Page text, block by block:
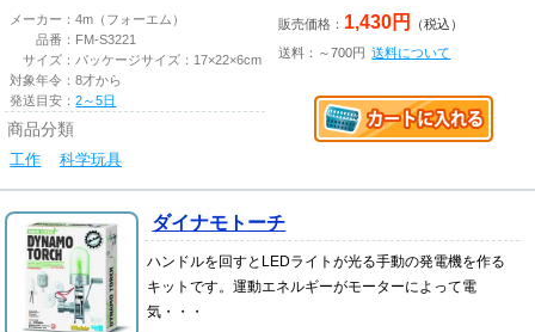
メーカー：4m（フォーエム）
品番： FM-S3221
サイズ： パッケージサイズ：17×22×6cm
対象年令：8才から
発送目安：2～5日
商品分類
工作 科学玩具
販売価格： 1,430円
（税込）
送料：～700円 送料について
ダイナモトーチ
ハンドルを回すとLEDライトが光る手動の発電機を作る
キットです。運動エネルギーがモーターによって電
気・・・